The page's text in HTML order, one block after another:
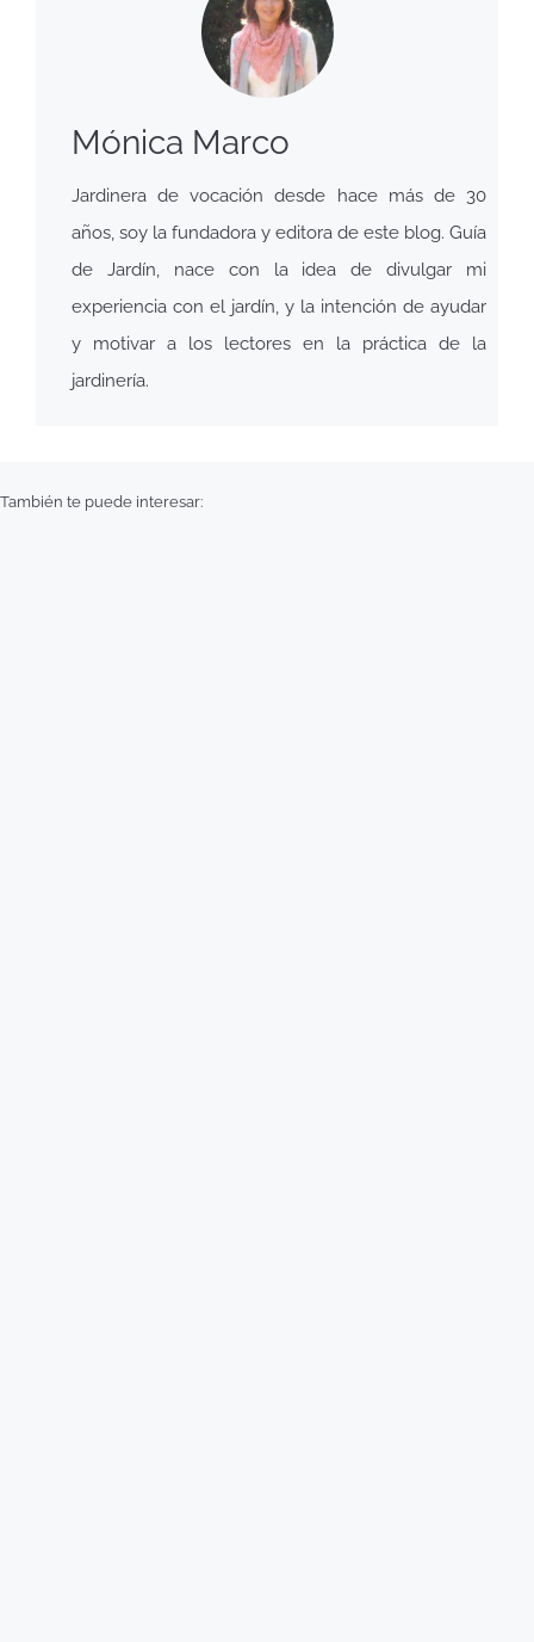
Mónica Marco
Jardinera de vocación desde hace más de 30
años, soy la fundadora y editora de este blog. Guía
de Jardín, nace con la idea de divulgar mi
experiencia con el jardín, y la intención de ayudar
y motivar a los lectores en la práctica de la
jardinería.
También te puede interesar: